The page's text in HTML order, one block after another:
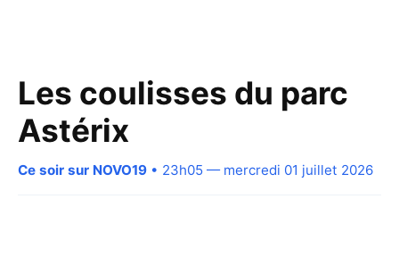
Les coulisses du parc
Astérix
Ce soir sur NOVO19 • 23h05 — mercredi 01 juillet 2026